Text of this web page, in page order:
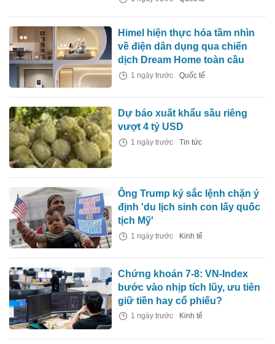
Himel hiện thực hóa tầm nhìn
về điện dân dụng qua chiến
dịch Dream Home toàn cầu
1 ngày trước Quốc tế
Dự báo xuất khẩu sầu riêng
vượt 4 tỷ USD
1 ngày trước Tin tức
Ông Trump ký sắc lệnh chặn ý
định 'du lịch sinh con lấy quốc
tịch Mỹ'
1 ngày trước Kinh tế
Chứng khoán 7-8: VN-Index
bước vào nhịp tích lũy, ưu tiên
giữ tiền hay cổ phiếu?
1 ngày trước Kinh tế